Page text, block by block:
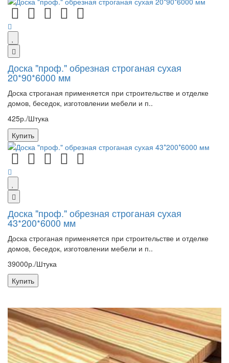
Доска "проф." обрезная строганая сухая
20*90*6000 мм
Доска строганая применяется при строительстве и отделке
домов, беседок, изготовлении мебели и п..
425р./Штука
Купить
Доска "проф." обрезная строганая сухая
43*200*6000 мм
Доска строганая применяется при строительстве и отделке
домов, беседок, изготовлении мебели и п..
39000р./Штука
Купить